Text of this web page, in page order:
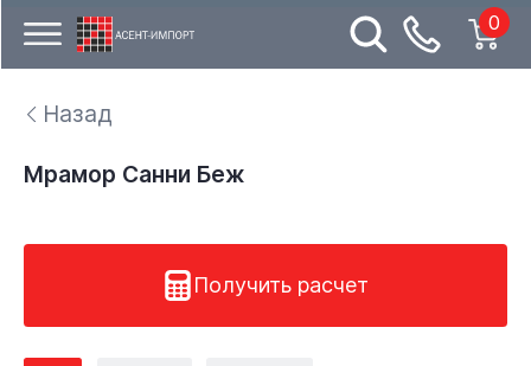
0
Назад
Мрамор Санни Беж
Получить расчет